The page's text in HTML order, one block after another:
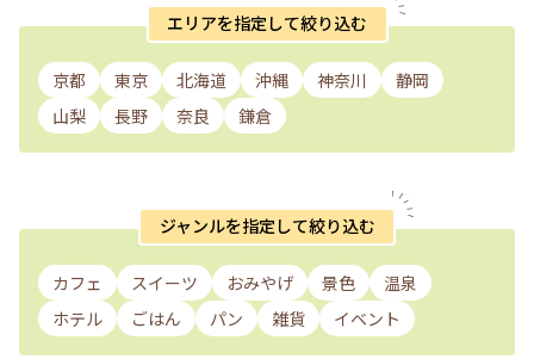
エリアを指定して絞り込む
京都 東京 北海道 沖縄 神奈川
静岡
山梨
長野 奈良 鎌倉
ジャンルを指定して絞り込む
カフェ スイーツ おみやげ 景色
温泉
ホテル
ごはん パン 雑貨 イベント